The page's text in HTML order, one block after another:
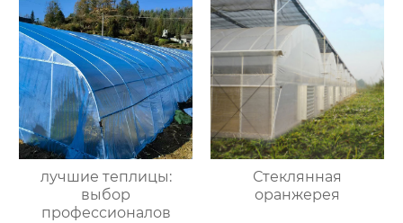
лучшие теплицы:
выбор
профессионалов
Стеклянная
оранжерея